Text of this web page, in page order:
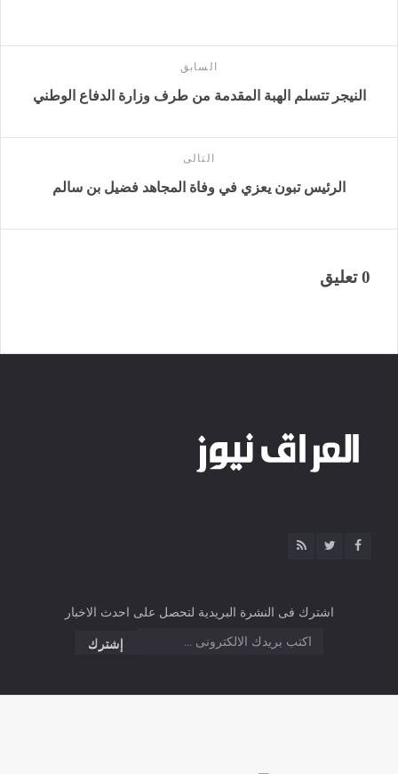
السابق
النيجر تتسلم الهبة المقدمة من طرف وزارة الدفاع الوطني
التالى
الرئيس تبون يعزي في وفاة المجاهد فضيل بن سالم
0 تعليق
اشترك فى النشرة البريدية لتحصل على احدث الاخبار